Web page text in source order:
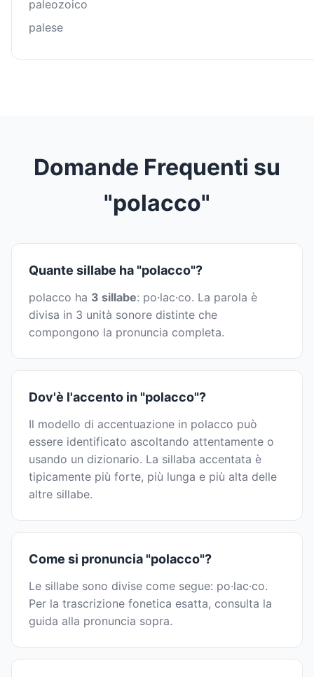
paleozoico
palese
Domande Frequenti su
"polacco"
Quante sillabe ha "polacco"?
polacco ha 3 sillabe: po·lac·co. La parola è
divisa in 3 unità sonore distinte che
compongono la pronuncia completa.
Dov'è l'accento in "polacco"?
Il modello di accentuazione in polacco può
essere identificato ascoltando attentamente o
usando un dizionario. La sillaba accentata è
tipicamente più forte, più lunga e più alta delle
altre sillabe.
Come si pronuncia "polacco"?
Le sillabe sono divise come segue: po·lac·co.
Per la trascrizione fonetica esatta, consulta la
guida alla pronuncia sopra.